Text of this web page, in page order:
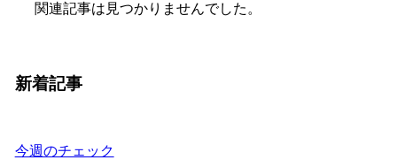
関連記事は見つかりませんでした。
新着記事
今週のチェック